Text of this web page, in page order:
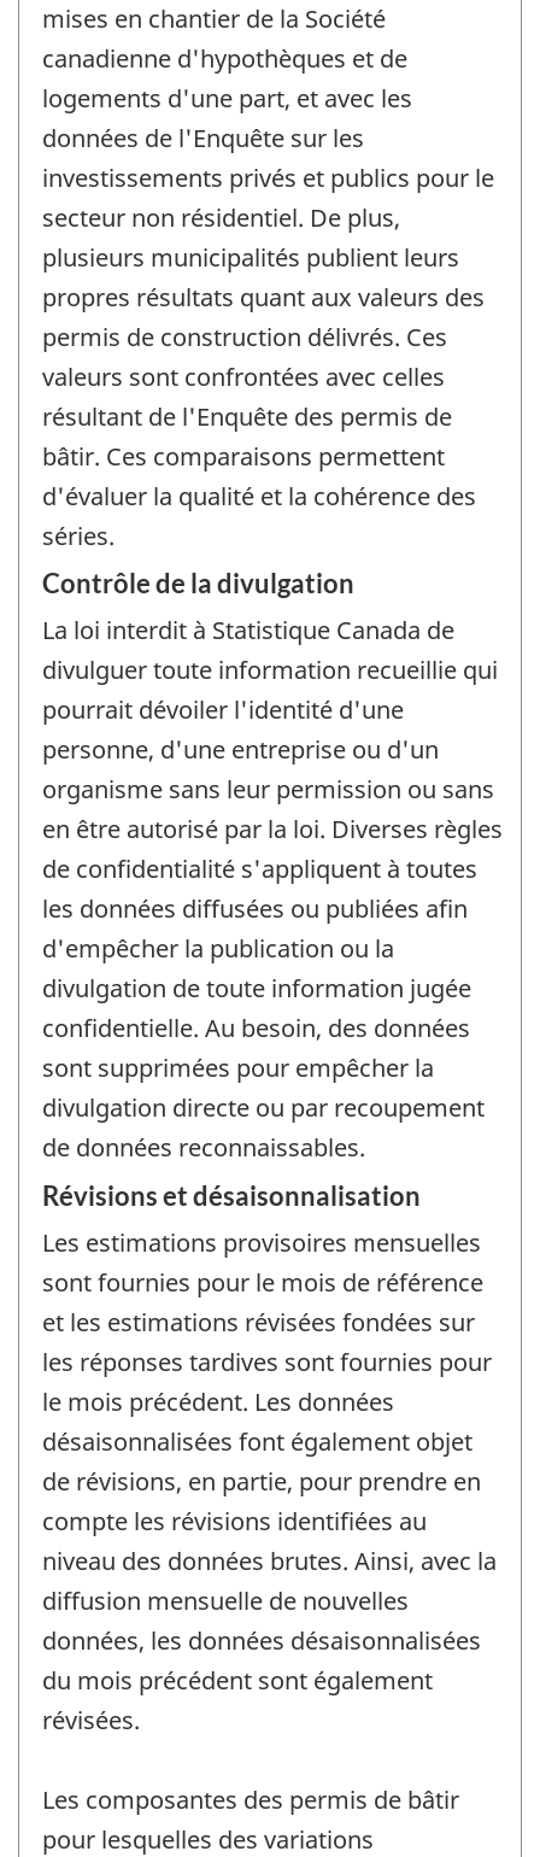
mises en chantier de la Société
canadienne d'hypothèques et de
logements d'une part, et avec les
données de l'Enquête sur les
investissements privés et publics pour le
secteur non résidentiel. De plus,
plusieurs municipalités publient leurs
propres résultats quant aux valeurs des
permis de construction délivrés. Ces
valeurs sont confrontées avec celles
résultant de l'Enquête des permis de
bâtir. Ces comparaisons permettent
d'évaluer la qualité et la cohérence des
séries.
Contrôle de la divulgation
La loi interdit à Statistique Canada de
divulguer toute information recueillie qui
pourrait dévoiler l'identité d'une
personne, d'une entreprise ou d'un
organisme sans leur permission ou sans
en être autorisé par la loi. Diverses règles
de confidentialité s'appliquent à toutes
les données diffusées ou publiées afin
d'empêcher la publication ou la
divulgation de toute information jugée
confidentielle. Au besoin, des données
sont supprimées pour empêcher la
divulgation directe ou par recoupement
de données reconnaissables.
Révisions et désaisonnalisation
Les estimations provisoires mensuelles
sont fournies pour le mois de référence
et les estimations révisées fondées sur
les réponses tardives sont fournies pour
le mois précédent. Les données
désaisonnalisées font également objet
de révisions, en partie, pour prendre en
compte les révisions identifiées au
niveau des données brutes. Ainsi, avec la
diffusion mensuelle de nouvelles
données, les données désaisonnalisées
du mois précédent sont également
révisées.
Les composantes des permis de bâtir
pour lesquelles des variations